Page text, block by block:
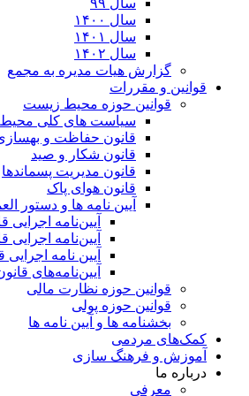
سال ۹۹
سال ۱۴۰۰
سال ۱۴۰۱
سال ۱۴۰۲
گزارش هیات مدیره به مجمع
قوانین و مقررات
قوانین حوزه محیط زیست
ﺳﯿﺎﺳﺖ ﻫﺎی ﮐﻠﯽ ﻣﺤﯿﻂ
قانون حفاظت و
قانون شکار و صید
قانون مدیریت پسماندها
قانون هوای پاک
آیین نامه ها و دستور
آیین‌نامه
آیین‌نامه
آیین نامه
آیین‌نامه‌های
قوانین حوزه نظارت مالی
قوانین حوزه پولی
بخشنامه ها و آیین نامه ها
کمک‌های مردمی
آموزش و فرهنگ سازی
درباره ما
معرفی